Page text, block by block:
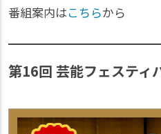
番組案内はこちらから
第16回 芸能フェスティ